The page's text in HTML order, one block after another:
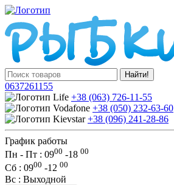
Найти!
0637261155
+38 (063) 726-11-55
+38 (050) 232-63-60
+38 (096) 241-28-86
График работы
Пн - Пт : 0900 -18 00
Сб : 0900 -12 00
Вс : Выходной